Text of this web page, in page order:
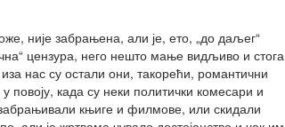
није забрањена, али је, ето, „до даљег“
цензура, него нешто мање видљиво и стога
нас су остали они, такорећи, романтични
повоју, када су неки политички комесари и
књиге и филмове, или скидали